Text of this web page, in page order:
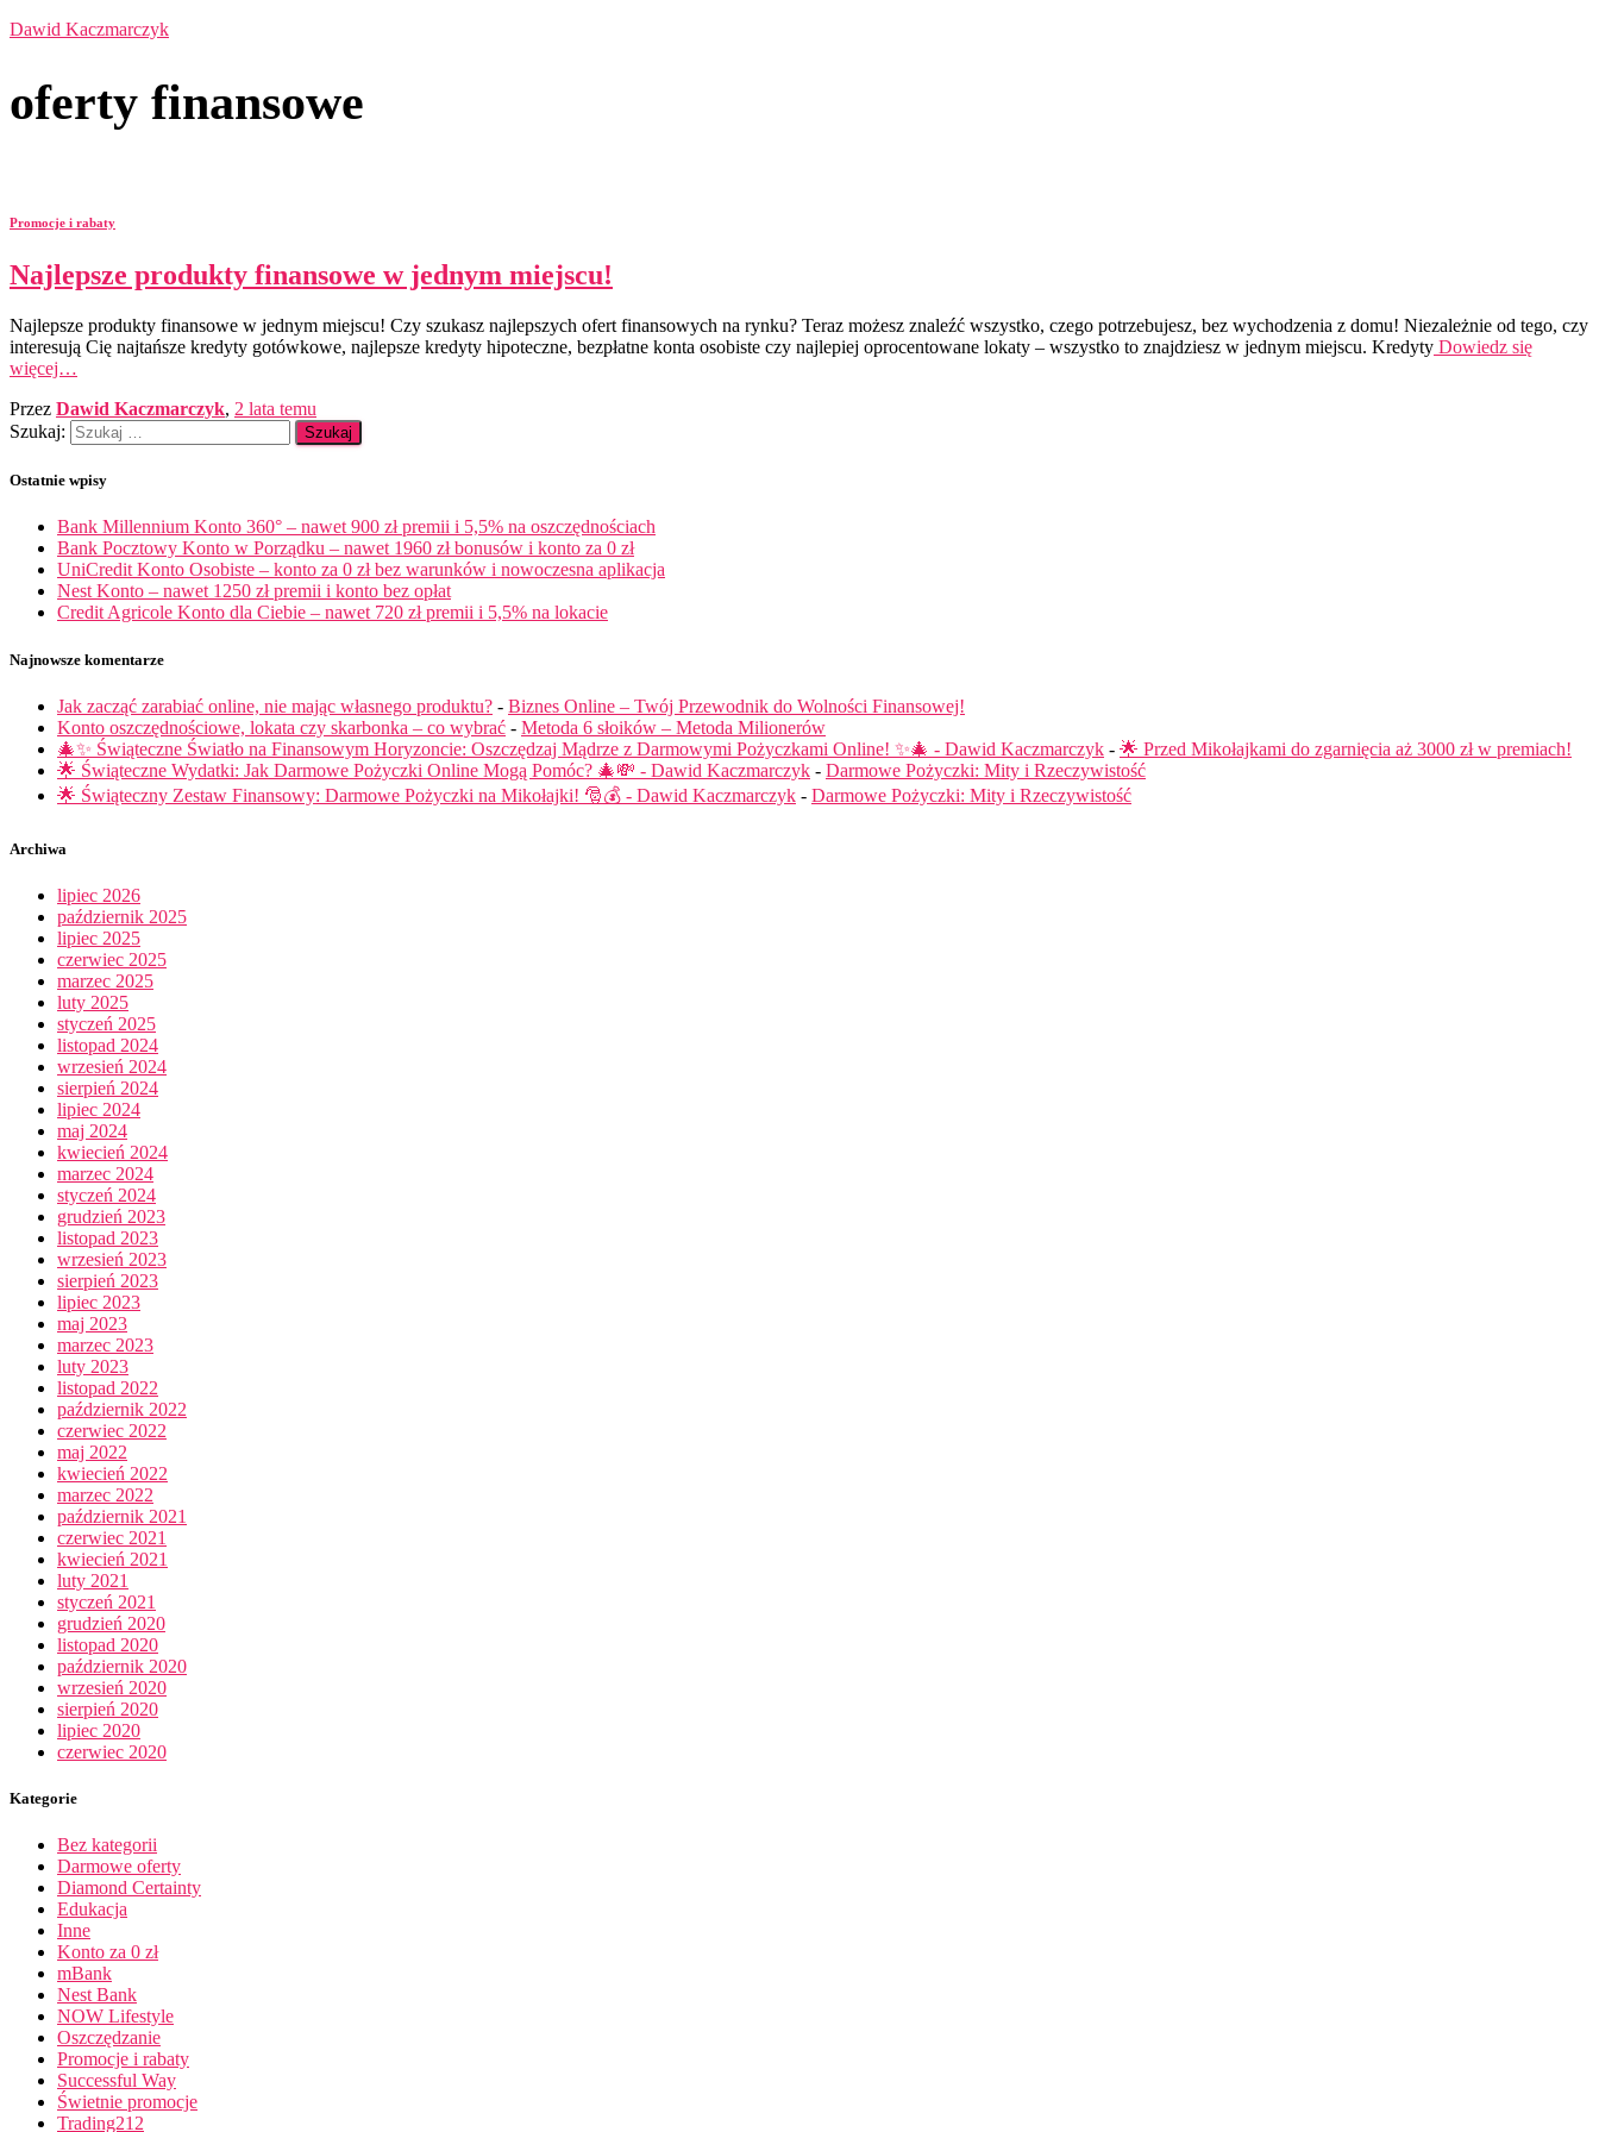
Dawid Kaczmarczyk
oferty finansowe
Promocje i rabaty
Najlepsze produkty finansowe w jednym miejscu!
Najlepsze produkty finansowe w jednym miejscu! Czy szukasz najlepszych ofert finansowych na rynku? Teraz możesz znaleźć wszystko, czego potrzebujesz, bez wychodzenia z domu! Niezależnie od tego, czy
interesują Cię najtańsze kredyty gotówkowe, najlepsze kredyty hipoteczne, bezpłatne konta osobiste czy najlepiej oprocentowane lokaty – wszystko to znajdziesz w jednym miejscu. Kredyty Dowiedz się
więcej…
Przez Dawid Kaczmarczyk, 2 lata temu
Szukaj:
Ostatnie wpisy
Bank Millennium Konto 360° – nawet 900 zł premii i 5,5% na oszczędnościach
Bank Pocztowy Konto w Porządku – nawet 1960 zł bonusów i konto za 0 zł
UniCredit Konto Osobiste – konto za 0 zł bez warunków i nowoczesna aplikacja
Nest Konto – nawet 1250 zł premii i konto bez opłat
Credit Agricole Konto dla Ciebie – nawet 720 zł premii i 5,5% na lokacie
Najnowsze komentarze
Jak zacząć zarabiać online, nie mając własnego produktu? - Biznes Online – Twój Przewodnik do Wolności Finansowej!
Konto oszczędnościowe, lokata czy skarbonka – co wybrać - Metoda 6 słoików – Metoda Milionerów
🎄✨ Świąteczne Światło na Finansowym Horyzoncie: Oszczędzaj Mądrze z Darmowymi Pożyczkami Online! ✨🎄 - Dawid Kaczmarczyk - 🌟 Przed Mikołajkami do zgarnięcia aż 3000 zł w premiach!
🌟 Świąteczne Wydatki: Jak Darmowe Pożyczki Online Mogą Pomóc? 🎄💸 - Dawid Kaczmarczyk - Darmowe Pożyczki: Mity i Rzeczywistość
🌟 Świąteczny Zestaw Finansowy: Darmowe Pożyczki na Mikołajki! 🎅💰 - Dawid Kaczmarczyk - Darmowe Pożyczki: Mity i Rzeczywistość
Archiwa
lipiec 2026
październik 2025
lipiec 2025
czerwiec 2025
marzec 2025
luty 2025
styczeń 2025
listopad 2024
wrzesień 2024
sierpień 2024
lipiec 2024
maj 2024
kwiecień 2024
marzec 2024
styczeń 2024
grudzień 2023
listopad 2023
wrzesień 2023
sierpień 2023
lipiec 2023
maj 2023
marzec 2023
luty 2023
listopad 2022
październik 2022
czerwiec 2022
maj 2022
kwiecień 2022
marzec 2022
październik 2021
czerwiec 2021
kwiecień 2021
luty 2021
styczeń 2021
grudzień 2020
listopad 2020
październik 2020
wrzesień 2020
sierpień 2020
lipiec 2020
czerwiec 2020
Kategorie
Bez kategorii
Darmowe oferty
Diamond Certainty
Edukacja
Inne
Konto za 0 zł
mBank
Nest Bank
NOW Lifestyle
Oszczędzanie
Promocje i rabaty
Successful Way
Świetnie promocje
Trading212